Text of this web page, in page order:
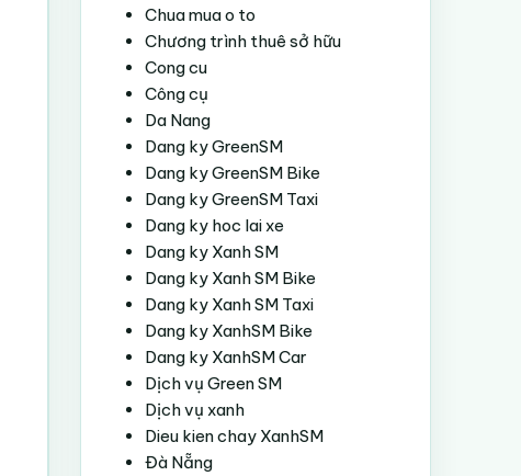
Chua mua o to
Chương trình thuê sở hữu
Cong cu
Công cụ
Da Nang
Dang ky GreenSM
Dang ky GreenSM Bike
Dang ky GreenSM Taxi
Dang ky hoc lai xe
Dang ky Xanh SM
Dang ky Xanh SM Bike
Dang ky Xanh SM Taxi
Dang ky XanhSM Bike
Dang ky XanhSM Car
Dịch vụ Green SM
Dịch vụ xanh
Dieu kien chay XanhSM
Đà Nẵng